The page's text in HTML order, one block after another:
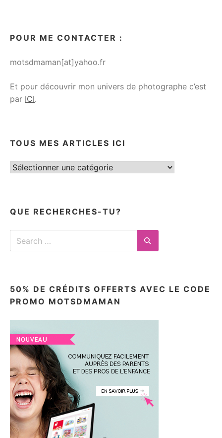
POUR ME CONTACTER :
motsdmaman[at]yahoo.fr
Et pour découvrir mon univers de photographe c’est
par ICI.
TOUS MES ARTICLES ICI
Tous
QUE RECHERCHES-TU?
Search
for:
Search
50% DE CRÉDITS OFFERTS AVEC LE CODE
PROMO MOTSDMAMAN